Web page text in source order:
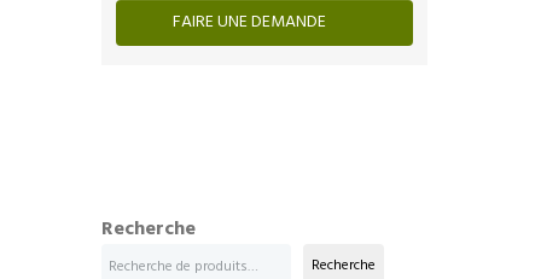
FAIRE UNE DEMANDE
Recherche
Recherche